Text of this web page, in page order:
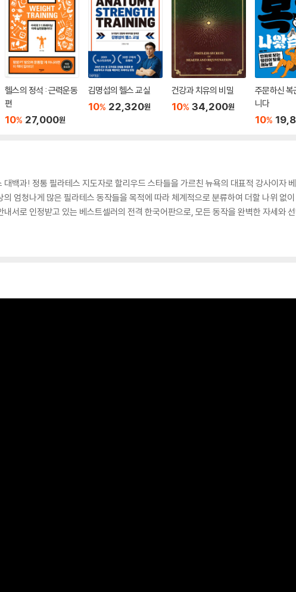
헬스의 정석 : 근력운동
편
10% 27,000원
김명섭의 헬스 교실
10% 22,320원
건강과 치유의 비밀
10% 34,200원
주문하신 복
니다
10%
대백과! 정통 필라테스 지도자로 할리우드 스타들을 가르친 뉴욕의 대표적 강사이자
엄청나게 많은 필라테스 동작들을 목적에 따라 체계적으로 분류하여 더할 나위 없
내서로 인정받고 있는 베스트셀러의 전격 한국어판으로, 모든 동작을 완벽한 자세와